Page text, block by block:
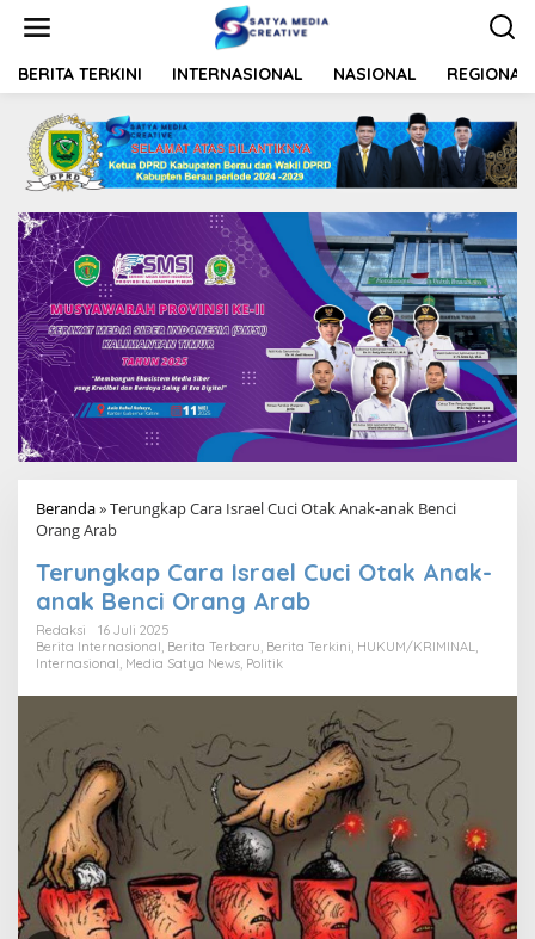
t
BERITA TERKINI INTERNASIONAL NASIONAL REGIONAL
Beranda»Terungkap Cara Israel Cuci Otak Anak-anak Benci
Orang Arab
Terungkap Cara Israel Cuci Otak Anak-
anak Benci Orang Arab
Redaksi
16 Juli 2025
Berita Internasional Berita Terbaru Berita Terkini HUKUM/KRIMINAL
Internasional Media Satya News Politik